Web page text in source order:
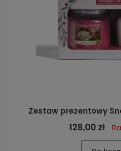
Zestaw prezentowy
128,00 zł